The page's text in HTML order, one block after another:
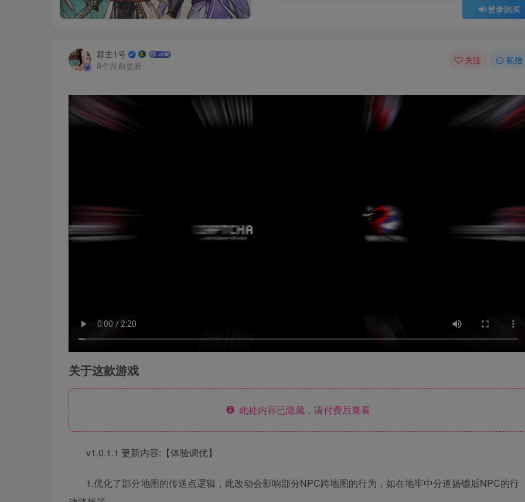
登录购买
群主1号
8个月前更新
关注 私信
关于这款游戏
此处内容已隐藏，请付费后查看
v1.0.1.1 更新内容:【体验调优】
1.优化了部分地图的传送点逻辑，此改动会影响部分NPC跨地图的行为，如在地牢中分道扬镳后NPC的行